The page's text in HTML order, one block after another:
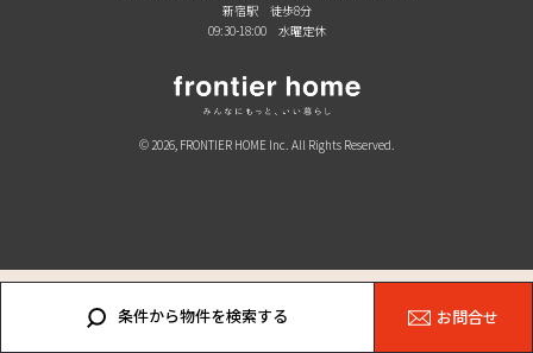
条件から物件を検索する お問合せ
新宿駅 徒歩8分
09:30-18:00 水曜定休
© 2026, FRONTIER HOME Inc. All Rights Reserved.